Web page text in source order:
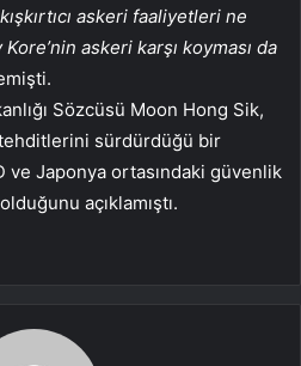
askeri faaliyetleri ne
askeri karşı koyması da
Sözcüsü Moon Hong Sik,
sürdürdüğü bir
ve Japonya ortasındaki güvenlik
açıklamıştı.